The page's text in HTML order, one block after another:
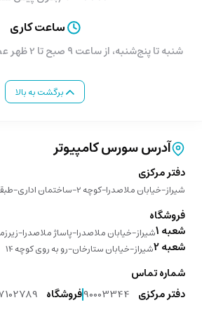
ساعت کاری
شنبه تا پنج‌شنبه، از ساعت ۹ صبح تا 2 ظهر عصر از ساعت 5 تا 9 شب
برگشت به بالا
آدرس سورس کامپیوتر
دفتر مرکزی
شیراز-خیابان ملاصدرا-کوچه 2-ساختمان اداری-طبقه 4-واحد 104
فروشگاه
شعبه 1 شیراز-خیابان ملاصدرا-پاساژ ملاصدرا-
شعبه 2 شیراز-خیابان ستارخان-رو به روی کوچه 14
شماره تماس
دفتر مرکزی 90003344فروشگاه